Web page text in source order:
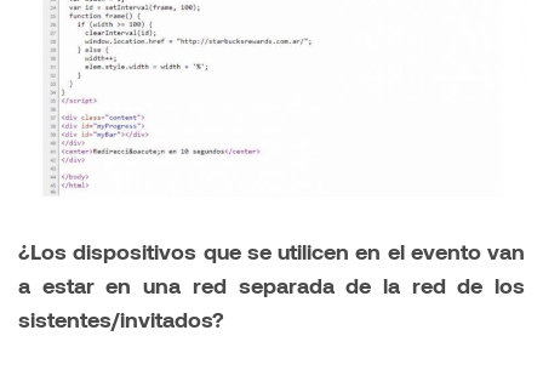
¿Los dispositivos que se utilicen en el evento van
a estar en una red separada de la red de los
sistentes/invitados?